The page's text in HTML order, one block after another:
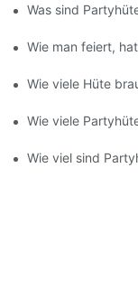
Was sind
Wie man feiert,
Wie viele Hüte
Wie viele
Wie viel sind